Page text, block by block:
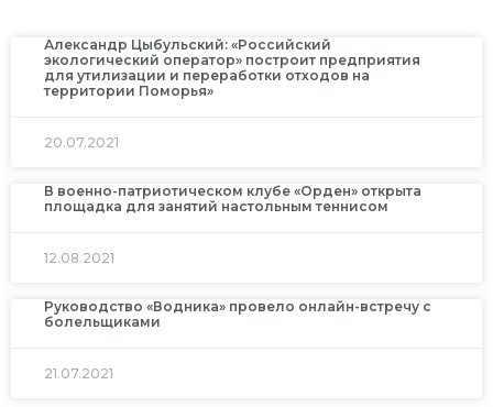
Александр Цыбульский: «Российский
экологический оператор» построит предприятия
для утилизации и переработки отходов на
территории Поморья»
20.07.2021
В военно-патриотическом клубе «Орден» открыта
площадка для занятий настольным теннисом
12.08.2021
Руководство «Водника» провело онлайн-встречу с
болельщиками
21.07.2021